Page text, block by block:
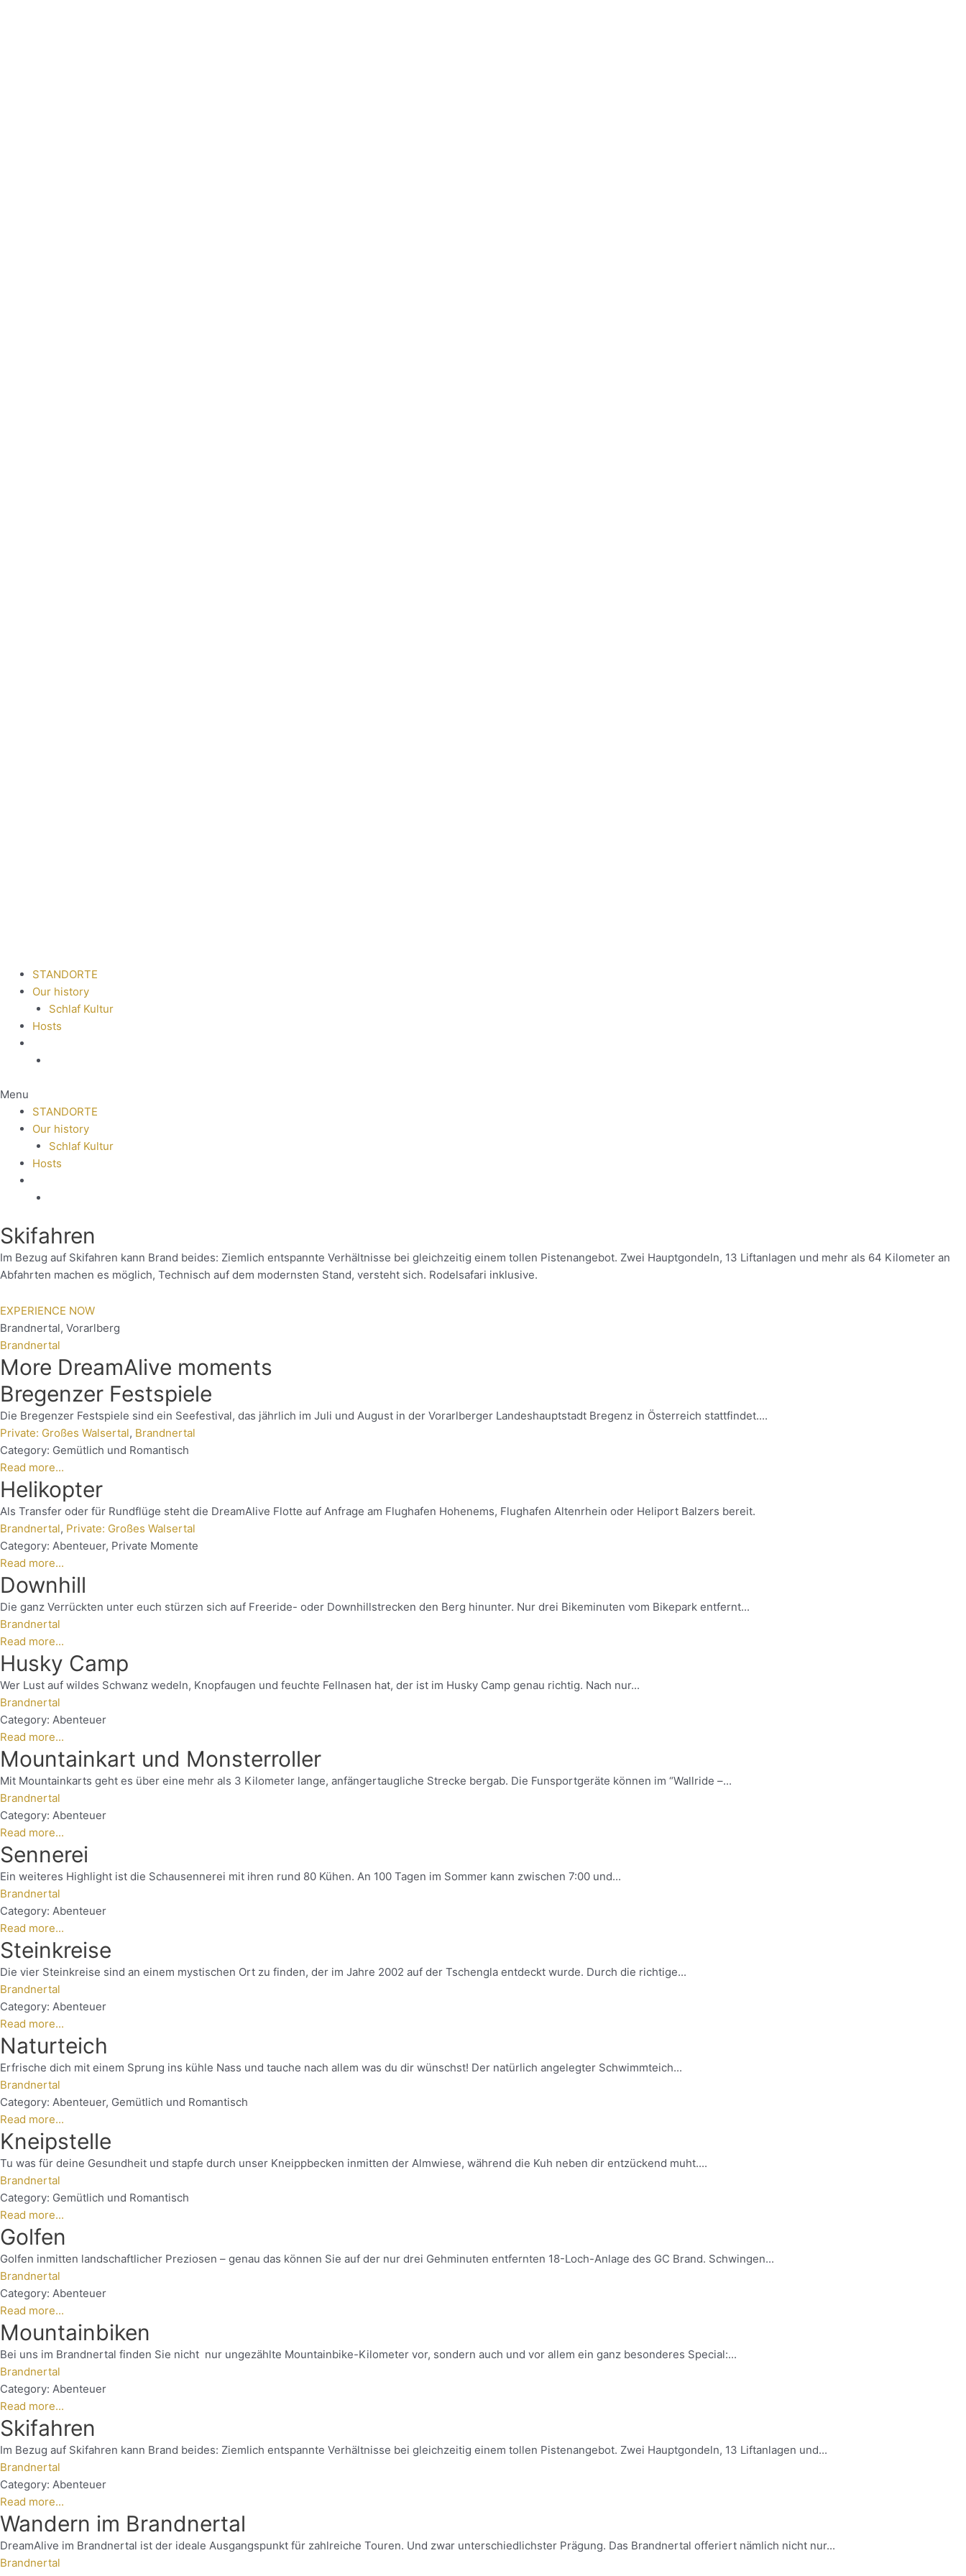
STANDORTE
Our history
Schlaf Kultur
Hosts
Menu
STANDORTE
Our history
Schlaf Kultur
Hosts
Skifahren
Im Bezug auf Skifahren kann Brand beides: Ziemlich entspannte Verhältnisse bei gleichzeitig einem tollen Pistenangebot. Zwei Hauptgondeln, 13 Liftanlagen und mehr als 64 Kilometer an
Abfahrten machen es möglich, Technisch auf dem modernsten Stand, versteht sich. Rodelsafari inklusive.
EXPERIENCE NOW
Brandnertal, Vorarlberg
Brandnertal
More DreamAlive moments
Bregenzer Festspiele
Die Bregenzer Festspiele sind ein Seefestival, das jährlich im Juli und August in der Vorarlberger Landeshauptstadt Bregenz in Österreich stattfindet....
Private: Großes Walsertal, Brandnertal
Category: Gemütlich und Romantisch
Read more...
Helikopter
Als Transfer oder für Rundflüge steht die DreamAlive Flotte auf Anfrage am Flughafen Hohenems, Flughafen Altenrhein oder Heliport Balzers bereit.
Brandnertal, Private: Großes Walsertal
Category: Abenteuer, Private Momente
Read more...
Downhill
Die ganz Verrückten unter euch stürzen sich auf Freeride- oder Downhillstrecken den Berg hinunter. Nur drei Bikeminuten vom Bikepark entfernt...
Brandnertal
Read more...
Husky Camp
Wer Lust auf wildes Schwanz wedeln, Knopfaugen und feuchte Fellnasen hat, der ist im Husky Camp genau richtig. Nach nur...
Brandnertal
Category: Abenteuer
Read more...
Mountainkart und Monsterroller
Mit Mountainkarts geht es über eine mehr als 3 Kilometer lange, anfängertaugliche Strecke bergab. Die Funsportgeräte können im “Wallride –...
Brandnertal
Category: Abenteuer
Read more...
Sennerei
Ein weiteres Highlight ist die Schausennerei mit ihren rund 80 Kühen. An 100 Tagen im Sommer kann zwischen 7:00 und...
Brandnertal
Category: Abenteuer
Read more...
Steinkreise
Die vier Steinkreise sind an einem mystischen Ort zu finden, der im Jahre 2002 auf der Tschengla entdeckt wurde. Durch die richtige...
Brandnertal
Category: Abenteuer
Read more...
Naturteich
Erfrische dich mit einem Sprung ins kühle Nass und tauche nach allem was du dir wünschst! Der natürlich angelegter Schwimmteich...
Brandnertal
Category: Abenteuer, Gemütlich und Romantisch
Read more...
Kneipstelle
Tu was für deine Gesundheit und stapfe durch unser Kneippbecken inmitten der Almwiese, während die Kuh neben dir entzückend muht....
Brandnertal
Category: Gemütlich und Romantisch
Read more...
Golfen
Golfen inmitten landschaftlicher Preziosen – genau das können Sie auf der nur drei Gehminuten entfernten 18-Loch-Anlage des GC Brand. Schwingen...
Brandnertal
Category: Abenteuer
Read more...
Mountainbiken
Bei uns im Brandnertal finden Sie nicht nur ungezählte Mountainbike-Kilometer vor, sondern auch und vor allem ein ganz besonderes Special:...
Brandnertal
Category: Abenteuer
Read more...
Skifahren
Im Bezug auf Skifahren kann Brand beides: Ziemlich entspannte Verhältnisse bei gleichzeitig einem tollen Pistenangebot. Zwei Hauptgondeln, 13 Liftanlagen und...
Brandnertal
Category: Abenteuer
Read more...
Wandern im Brandnertal
DreamAlive im Brandnertal ist der ideale Ausgangspunkt für zahlreiche Touren. Und zwar unterschiedlichster Prägung. Das Brandnertal offeriert nämlich nicht nur...
Brandnertal